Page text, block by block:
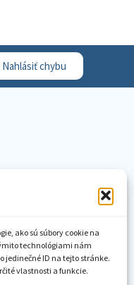
ako sú súbory cookie na
technológiami nám
jedinečné ID na tejto stránke.
vlastnosti a funkcie.
Nahlásiť chybu